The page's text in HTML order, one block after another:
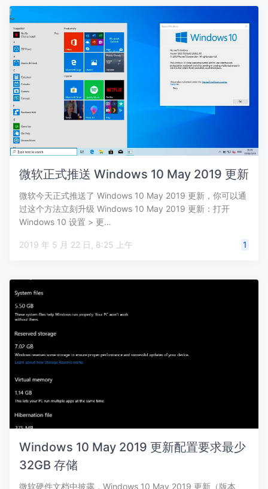
微软正式推送 Windows 10 May 2019 更新
微软今天正式推送了 Windows 10 May 2019 更新，你可以通
过这个方法立刻升级 Windows 10 May 2019 更新：打开
Windows 10 设置 > 更…
2019 年 5 月 22 日, 8:25 上午 1
Windows 10 May 2019 更新配置要求最少
32GB 存储
微软硬件文档中披露，Windows 10 May 2019 更新（版本